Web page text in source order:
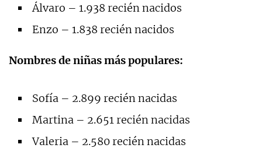
Álvaro – 1.938 recién nacidos
Enzo – 1.838 recién nacidos
Nombres de niñas más populares:
Sofía – 2.899 recién nacidas
Martina – 2.651 recién nacidas
Valeria – 2.580 recién nacidas